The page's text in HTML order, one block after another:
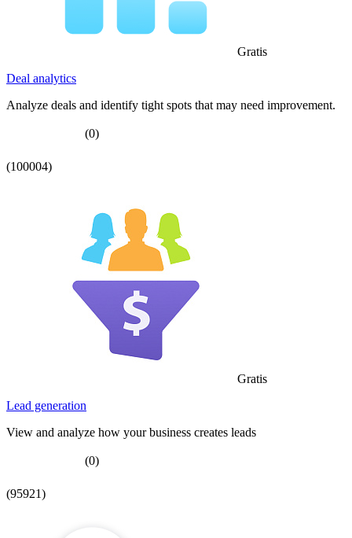
Gratis
Deal analytics
Analyze deals and identify tight spots that may need improvement.
(0)
(100004)
Gratis
Lead generation
View and analyze how your business creates leads
(0)
(95921)